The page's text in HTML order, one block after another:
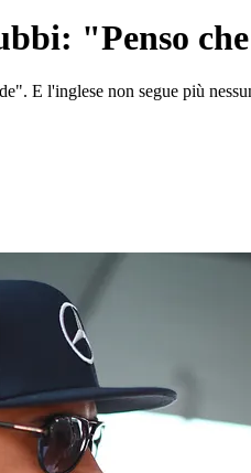
"Penso
E l'inglese non segue più